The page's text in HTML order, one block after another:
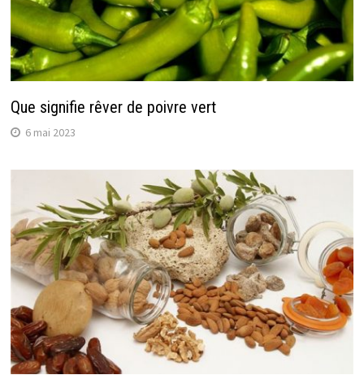
Que signifie rêver de poivre vert
6 mai 2023